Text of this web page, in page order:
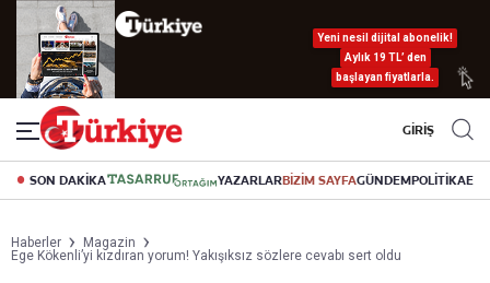
Yeni nesil dijital abonelik!
Aylık 19 TL’ den
başlayan fiyatlarla.
GİRİŞ
SON DAKİKA YAZARLARBİZİM SAYFAGÜNDEMPOLİTİKA
Haberler
Magazin
Ege Kökenli’yi kızdıran yorum! Yakışıksız sözlere cevabı sert oldu